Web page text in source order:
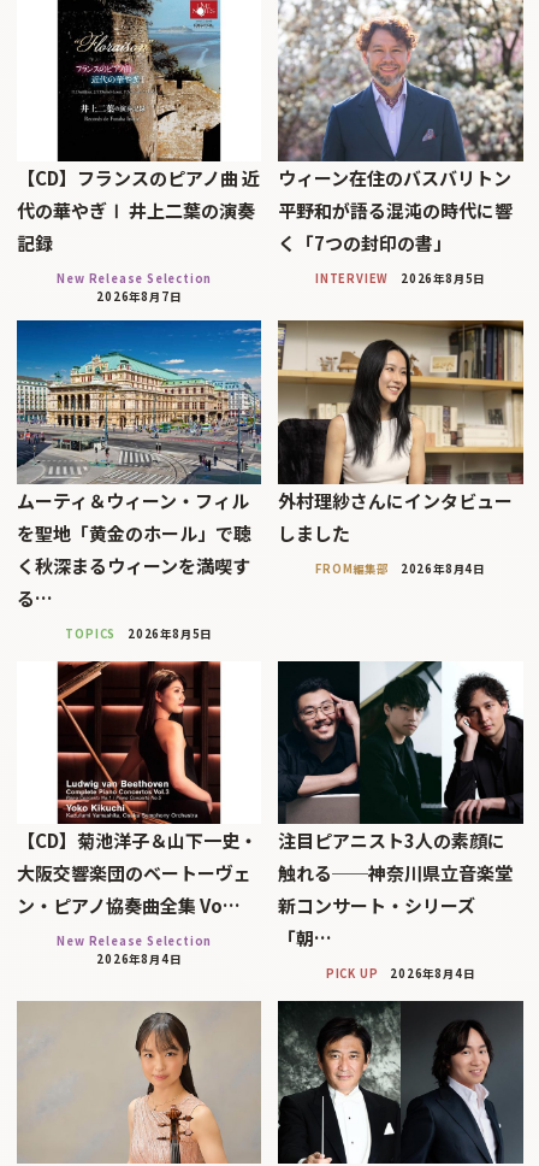
【CD】フランスのピアノ曲 近
代の華やぎⅠ 井上二葉の演奏
記録
New Release Selection
2026年8月7日
ウィーン在住のバスバリトン
平野和が語る混沌の時代に響
く「7つの封印の書」
INTERVIEW 2026年8月5日
ムーティ＆ウィーン・フィル
を聖地「黄金のホール」で聴
く秋深まるウィーンを満喫す
る…
TOPICS 2026年8月5日
外村理紗さんにインタビュー
しました
FROM編集部 2026年8月4日
【CD】菊池洋子＆山下一史・
大阪交響楽団のベートーヴェ
ン・ピアノ協奏曲全集 Vo…
New Release Selection
2026年8月4日
注目ピアニスト3人の素顔に
触れる──神奈川県立音楽堂
新コンサート・シリーズ
「朝…
PICK UP 2026年8月4日